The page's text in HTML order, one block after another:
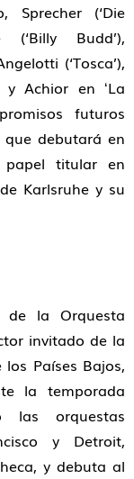
Sprecher (‘Die
(‘Billy Budd’),
(‘Tosca’),
y Achior en ʻLa
futuros
que debutará en
titular en
Karlsruhe y su
de la Orquesta
invitado de la
Países Bajos,
la temporada
las orquestas
y Detroit,
y debuta al